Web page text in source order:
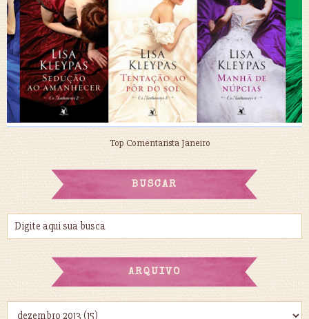
Top Comentarista Janeiro
BUSCAR
ARQUIVO